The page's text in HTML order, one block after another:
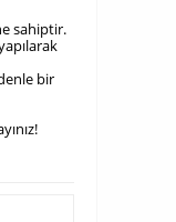
sahiptir.
bir